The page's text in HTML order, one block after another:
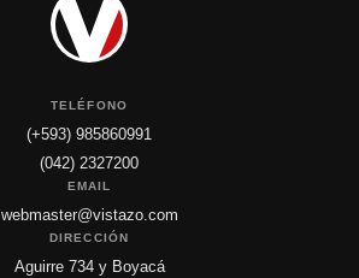
TELÉFONO
(+593) 985860991
(042) 2327200
EMAIL
webmaster@vistazo.com
DIRECCIÓN
Aguirre 734 y Boyacá